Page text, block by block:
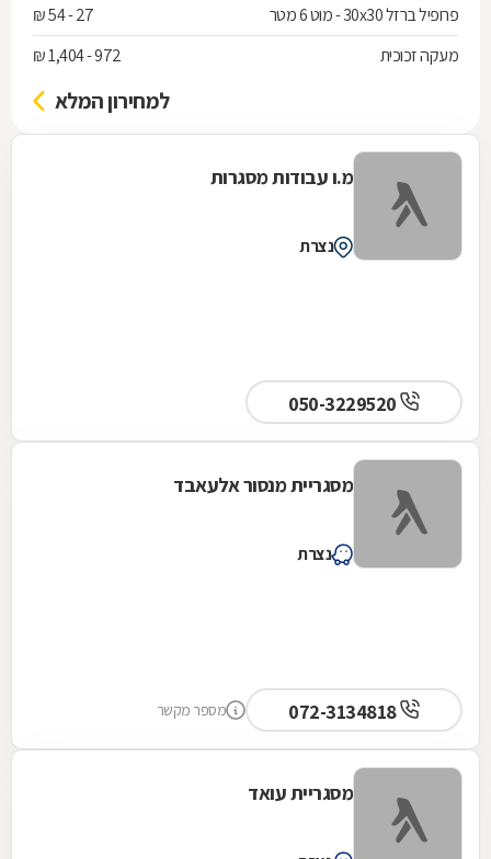
פרופיל ברזל 30x30 - מוט 6 מטר
27 - 54 ₪
מעקה זכוכית
972 - 1,404 ₪
למחירון המלא
מ.ו עבודות מסגרות
נצרת
מסגריית מנסור אלעאבד
נצרת
072-3134818 מספר מקשר
מסגריית עואד